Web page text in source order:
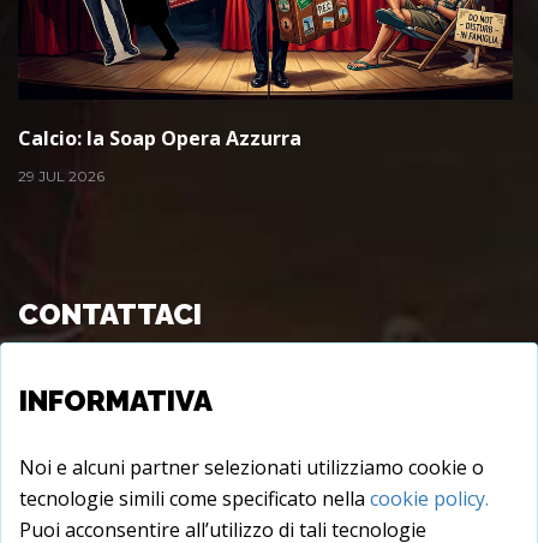
INFORMATIVA
Noi e alcuni partner selezionati utilizziamo cookie o
tecnologie simili come specificato nella cookie policy.
Puoi acconsentire all’utilizzo di tali tecnologie
Calcio: la Soap Opera Azzurra
29 JUL 2026
CONTATTACI
info@juxtare.com